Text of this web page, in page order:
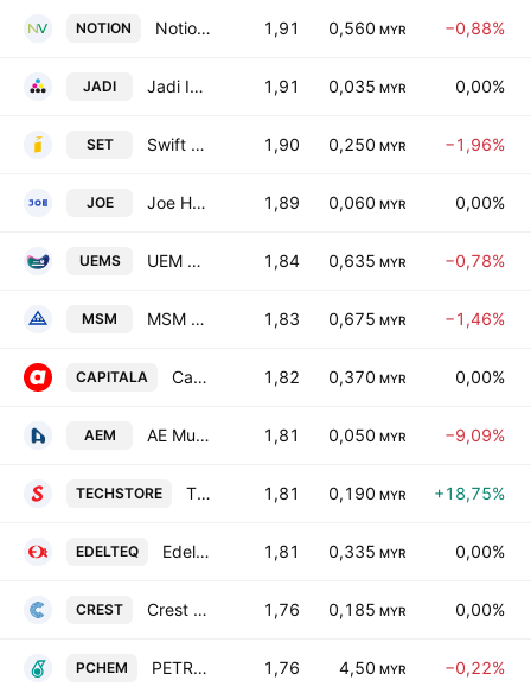
NOTION Notion VTec Bhd. 1,91 0,560 MYR −0,88%
JADI Jadi Imaging Holdings Bhd. 1,91 0,035 MYR 0,00%
SET Swift Energy Technology Bhd. 1,90 0,250 MYR −1,96%
JOE Joe Holding Bhd. 1,89 0,060 MYR 0,00%
UEMS UEM Sunrise Bhd. 1,84 0,635 MYR −0,78%
MSM MSM Malaysia Holdings Bhd. 1,83 0,675 MYR −1,46%
CAPITALA Capital A Berhad 1,82 0,370 MYR 0,00%
AEM AE Multi Holdings Bhd. 1,81 0,050 MYR −9,09%
TECHSTORE TECHSTORE BERHAD 1,81 0,190 MYR +18,75%
EDELTEQ Edelteq Holdings Bhd 1,81 0,335 MYR 0,00%
CREST Crest Group Bhd. 1,76 0,185 MYR 0,00%
PCHEM PETRONAS Chemicals Group Bhd. 1,76 4,50 MYR −0,22%